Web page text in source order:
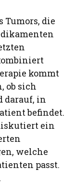
Tumors, die
kommt
ob sich
darauf, in
befindet.
ein
welche
passt.